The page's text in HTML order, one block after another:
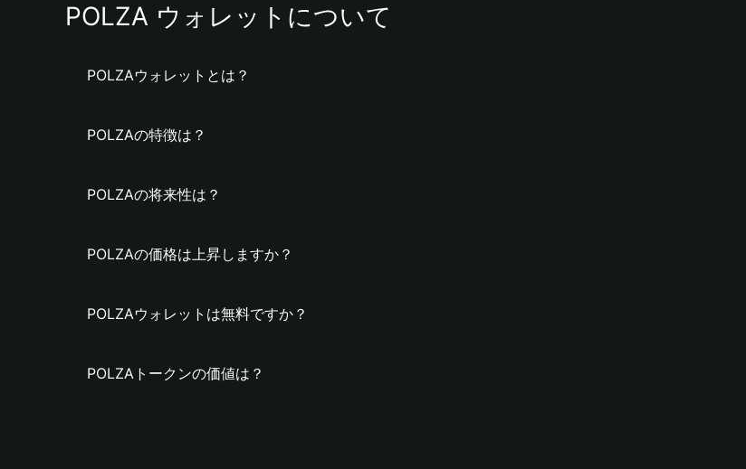
POLZA ウォレットについて
POLZAウォレットとは？
POLZAの特徴は？
POLZAの将来性は？
POLZAの価格は上昇しますか？
POLZAウォレットは無料ですか？
POLZAトークンの価値は？